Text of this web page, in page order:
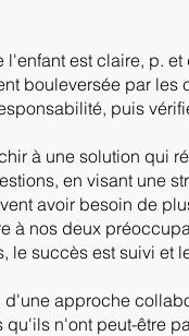
est claire, p.
bouleversée par
puis
à une solution qui
en visant une
avoir besoin de
à nos deux
le succès est suivi et
approche
n'ont peut-être